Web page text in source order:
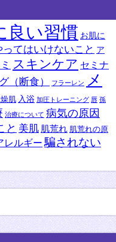
良い習慣 お肌に
ってはいけないこと ア
スキンケア セミナ
（断食） フラーレン メ
肌 入浴 加圧トレーニング 唇 孫
治療について 病気の原因
と 美肌 肌荒れ 肌荒れの原
レルギー 騙されない